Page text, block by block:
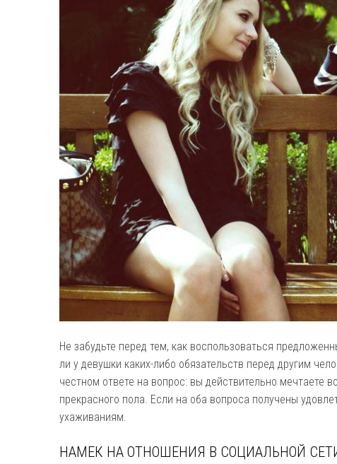
Не забудьте перед тем, как воспользоваться
ли у девушки каких-либо обязательств перед другим
честном ответе на вопрос: вы действительно мечтаете
прекрасного пола. Если на оба вопроса получены
ухаживаниям.
НАМЕК НА ОТНОШЕНИЯ В СОЦИАЛЬНОЙ